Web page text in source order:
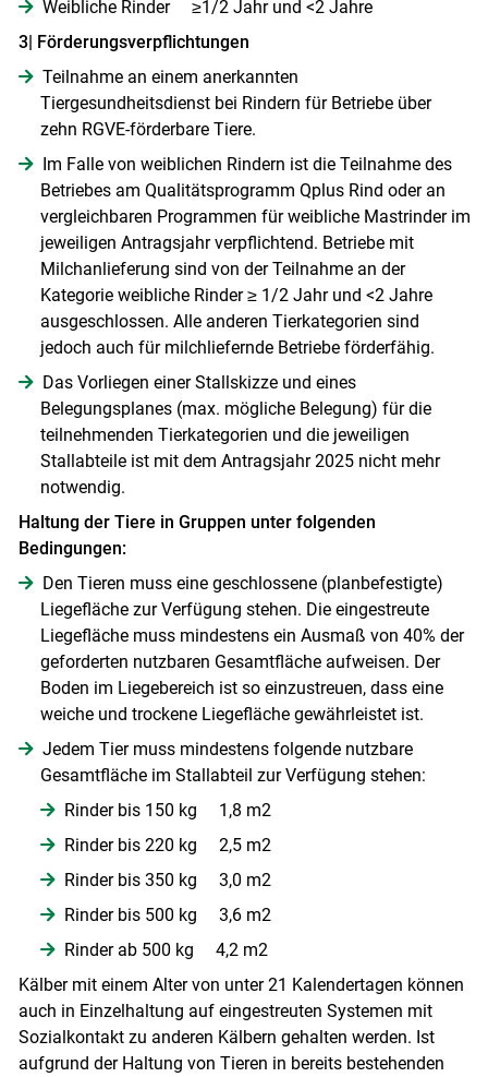
Weibliche Rinder ≥1/2 Jahr und <2 Jahre
3| Förderungsverpflichtungen
Teilnahme an einem anerkannten
Tiergesundheitsdienst bei Rindern für Betriebe über
zehn RGVE-förderbare Tiere.
Im Falle von weiblichen Rindern ist die Teilnahme des
Betriebes am Qualitätsprogramm Qplus Rind oder an
vergleichbaren Programmen für weibliche Mastrinder im
jeweiligen Antragsjahr verpflichtend. Betriebe mit
Milchanlieferung sind von der Teilnahme an der
Kategorie weibliche Rinder ≥ 1/2 Jahr und <2 Jahre
ausgeschlossen. Alle anderen Tierkategorien sind
jedoch auch für milchliefernde Betriebe förderfähig.
Das Vorliegen einer Stallskizze und eines
Belegungsplanes (max. mögliche Belegung) für die
teilnehmenden Tierkategorien und die jeweiligen
Stallabteile ist mit dem Antragsjahr 2025 nicht mehr
notwendig.
Haltung der Tiere in Gruppen unter folgenden
Bedingungen:
Den Tieren muss eine geschlossene (planbefestigte)
Liegefläche zur Verfügung stehen. Die eingestreute
Liegefläche muss mindestens ein Ausmaß von 40% der
geforderten nutzbaren Gesamtfläche aufweisen. Der
Boden im Liegebereich ist so einzustreuen, dass eine
weiche und trockene Liegefläche gewährleistet ist.
Jedem Tier muss mindestens folgende nutzbare
Gesamtfläche im Stallabteil zur Verfügung stehen:
Rinder bis 150 kg 1,8 m2
Rinder bis 220 kg 2,5 m2
Rinder bis 350 kg 3,0 m2
Rinder bis 500 kg 3,6 m2
Rinder ab 500 kg 4,2 m2
Kälber mit einem Alter von unter 21 Kalendertagen können
auch in Einzelhaltung auf eingestreuten Systemen mit
Sozialkontakt zu anderen Kälbern gehalten werden. Ist
aufgrund der Haltung von Tieren in bereits bestehenden